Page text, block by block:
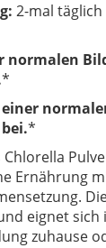
2-mal
normalen
*
*
Ernährung
eignet sich
zuhause